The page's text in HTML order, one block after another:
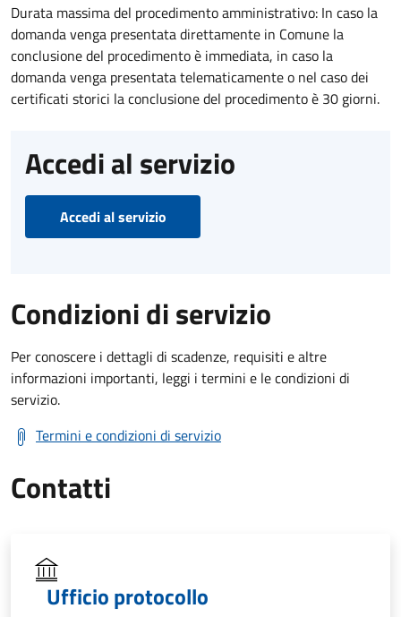
Durata massima del procedimento amministrativo: In caso la
domanda venga presentata direttamente in Comune la
conclusione del procedimento è immediata, in caso la
domanda venga presentata telematicamente o nel caso dei
certificati storici la conclusione del procedimento è 30 giorni.
Accedi al servizio
Accedi al servizio
Condizioni di servizio
Per conoscere i dettagli di scadenze, requisiti e altre
informazioni importanti, leggi i termini e le condizioni di
servizio.
Termini e condizioni di servizio
Contatti
Ufficio protocollo